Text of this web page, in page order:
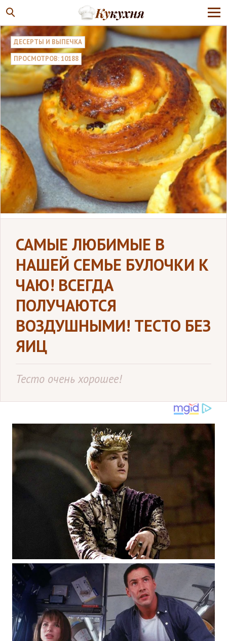
ДЕСЕРТЫ И ВЫПЕЧКА
ПРОСМОТРОВ: 10188
САМЫЕ ЛЮБИМЫЕ В
НАШЕЙ СЕМЬЕ БУЛОЧКИ К
ЧАЮ! ВСЕГДА
ПОЛУЧАЮТСЯ
ВОЗДУШНЫМИ! ТЕСТО БЕЗ
ЯИЦ
Тесто очень хорошее!